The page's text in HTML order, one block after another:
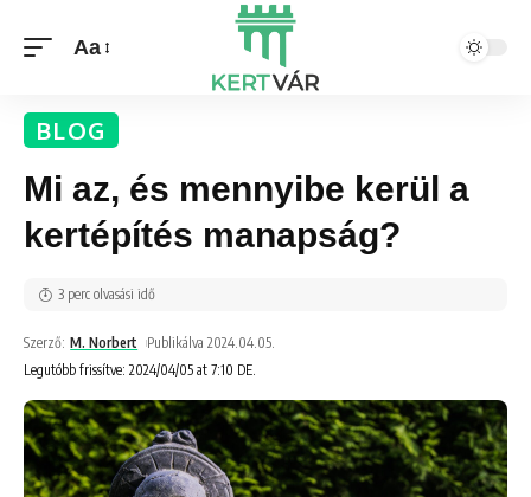
Aa
BLOG
Mi az, és mennyibe kerül a
kertépítés manapság?
Legutóbb frissítve: 2024/04/05 at 7:10 DE.
Szerző: M. Norbert Publikálva 2024.04.05.
3 perc olvasási idő